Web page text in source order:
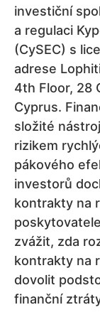
investiční
a regulaci
(CySEC) s
adrese
4th Floor, 28
Cyprus.
složité
rizikem
pákového
investorů
kontrakty na
zvážit, zda
kontrakty na
dovolit
finanční